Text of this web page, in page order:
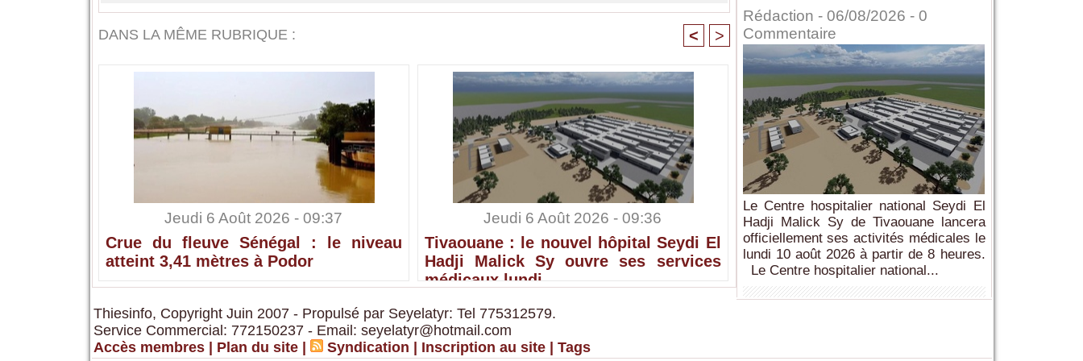
DANS LA MÊME RUBRIQUE : < >
Jeudi 6 Août 2026 - 09:37
Crue du fleuve Sénégal : le niveau
atteint 3,41 mètres à Podor
Jeudi 6 Août 2026 - 09:36
Tivaouane : le nouvel hôpital Seydi El
Hadji Malick Sy ouvre ses services
médicaux lundi
Rédaction - 06/08/2026 - 0
Commentaire
Le Centre hospitalier national Seydi El
Hadji Malick Sy de Tivaouane lancera
officiellement ses activités médicales le
lundi 10 août 2026 à partir de 8 heures.
Le Centre hospitalier national...
Thiesinfo, Copyright Juin 2007 - Propulsé par Seyelatyr: Tel 775312579.
Service Commercial: 772150237 - Email: seyelatyr@hotmail.com
Accès membres
Plan du site Syndication Inscription au site Tags